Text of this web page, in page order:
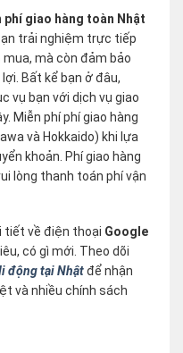
phí giao hàng toàn Nhật
trải nghiệm trực tiếp
mà còn đảm bảo
Bất kể bạn ở đâu,
vụ bạn với dịch vụ giao
Miễn phí phí giao hàng
và Hokkaido) khi lựa
khoản. Phí giao hàng
lòng thanh toán phí vận
tiết về điện thoại Google
có gì mới. Theo dõi
động tại Nhậtđể nhận
và nhiều chính sách